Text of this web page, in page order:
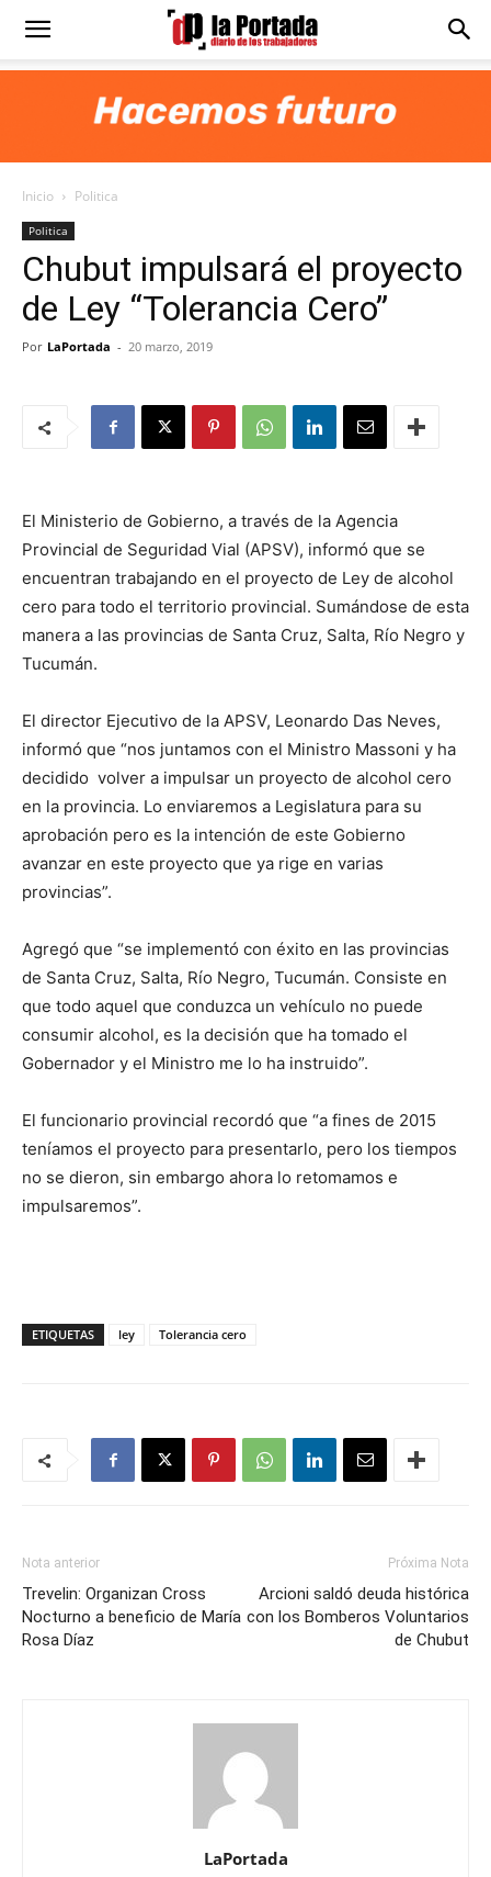
Diario
Portada
Inicio Politica
Politica
Chubut impulsará el proyecto
de Ley “Tolerancia Cero”
Por LaPortada - 20 marzo, 2019
El Ministerio de Gobierno, a través de la Agencia
Provincial de Seguridad Vial (APSV), informó que se
encuentran trabajando en el proyecto de Ley de alcohol
cero para todo el territorio provincial. Sumándose de esta
manera a las provincias de Santa Cruz, Salta, Río Negro y
Tucumán.
El director Ejecutivo de la APSV, Leonardo Das Neves,
informó que “nos juntamos con el Ministro Massoni y ha
decidido volver a impulsar un proyecto de alcohol cero
en la provincia. Lo enviaremos a Legislatura para su
aprobación pero es la intención de este Gobierno
avanzar en este proyecto que ya rige en varias
provincias”.
Agregó que “se implementó con éxito en las provincias
de Santa Cruz, Salta, Río Negro, Tucumán. Consiste en
que todo aquel que conduzca un vehículo no puede
consumir alcohol, es la decisión que ha tomado el
Gobernador y el Ministro me lo ha instruido”.
El funcionario provincial recordó que “a fines de 2015
teníamos el proyecto para presentarlo, pero los tiempos
no se dieron, sin embargo ahora lo retomamos e
impulsaremos”.
ETIQUETAS ley Tolerancia cero
Nota anterior
Trevelin: Organizan Cross
Nocturno a beneficio de María
Rosa Díaz
Próxima Nota
Arcioni saldó deuda histórica
con los Bomberos Voluntarios
de Chubut
LaPortada